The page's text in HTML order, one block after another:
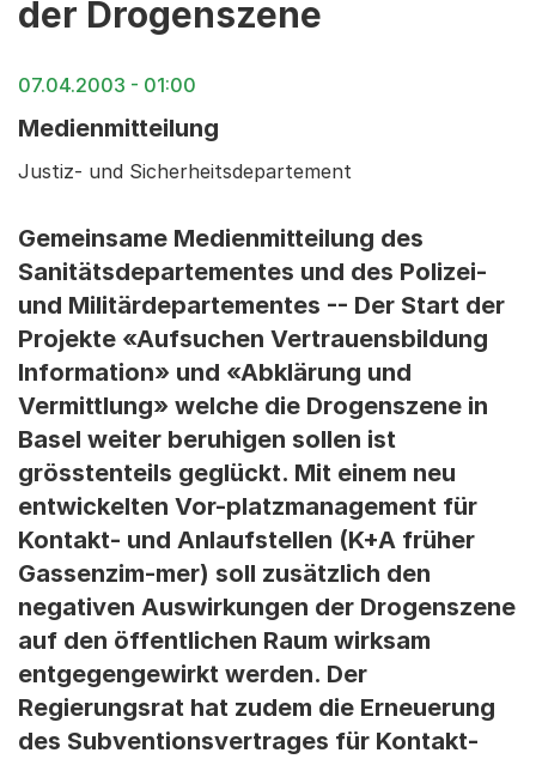
der Drogenszene
07.04.2003 - 01:00
Medienmitteilung
Justiz- und Sicherheitsdepartement
Gemeinsame Medienmitteilung des
Sanitätsdepartementes und des Polizei-
und Militärdepartementes -- Der Start der
Projekte «Aufsuchen Vertrauensbildung
Information» und «Abklärung und
Vermittlung» welche die Drogenszene in
Basel weiter beruhigen sollen ist
grösstenteils geglückt. Mit einem neu
entwickelten Vor-platzmanagement für
Kontakt- und Anlaufstellen (K+A früher
Gassenzim-mer) soll zusätzlich den
negativen Auswirkungen der Drogenszene
auf den öffentlichen Raum wirksam
entgegengewirkt werden. Der
Regierungsrat hat zudem die Erneuerung
des Subventionsvertrages für Kontakt-